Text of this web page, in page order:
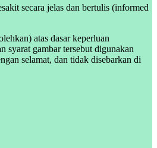
secara jelas dan bertulis (informed
atas dasar keperluan
syarat gambar tersebut digunakan
selamat, dan tidak disebarkan di